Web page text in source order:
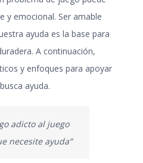
y emocional. Ser amable
ayuda es la base para
A continuación,
y enfoques para apoyar
ayuda.
adicto al juego
necesite ayuda”